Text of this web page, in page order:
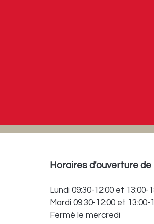
Horaires d'ouverture
Lundi 09:30-12:00 et 13:00-
Mardi 09:30-12:00 et 13:00-
Fermé le mercredi